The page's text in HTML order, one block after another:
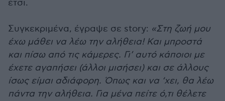
έτσι.
Συγκεκριμένα, έγραψε σε story: «Στη ζωή μου
έχω μάθει να λέω την αλήθεια! Και μπροστά
και πίσω από τις κάμερες. Γι’ αυτό κάποιοι με
έχετε αγαπήσει (άλλοι μισήσει) και σε άλλους
ίσως είμαι αδιάφορη. Όπως και να ‘χει, θα λέω
πάντα την αλήθεια. Για μένα πείτε ό,τι θέλετε